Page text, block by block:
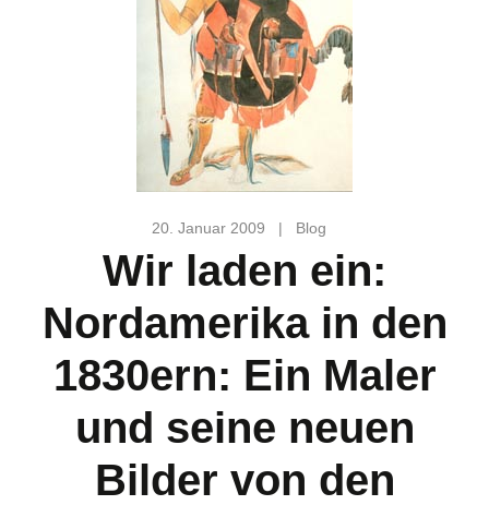
20. Januar 2009 | Blog
Wir laden ein:
Nordamerika in den
1830ern: Ein Maler
und seine neuen
Bilder von den